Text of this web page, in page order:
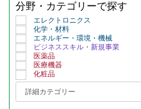
分野・カテゴリーで探す
エレクトロニクス
化学・材料
エネルギー・環境・機械
ビジネススキル・新規事業
医薬品
医療機器
化粧品